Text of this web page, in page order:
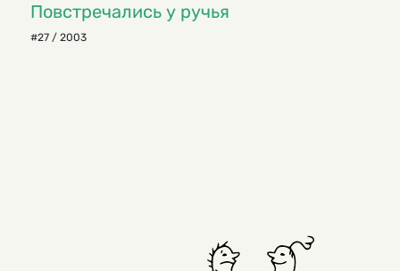
Повстречались у ручья
#27 / 2003